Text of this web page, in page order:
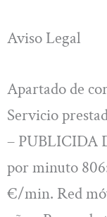
Aviso Legal
Apartado de
Servicio
– PUBLICIDA
por minuto
€/min. Red